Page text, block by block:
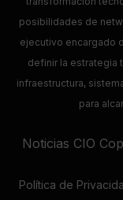
posibilidades de
ejecutivo encargado
definir la estrategia
infraestructura,
para
Noticias CIO
Política de